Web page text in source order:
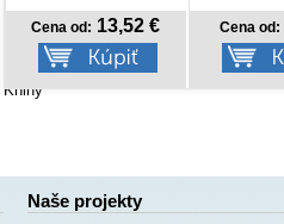
Cena od: 5,97 € Cena od:
Knihy
Naše projekty